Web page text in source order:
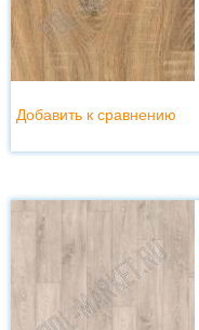
Добавить к сравнению